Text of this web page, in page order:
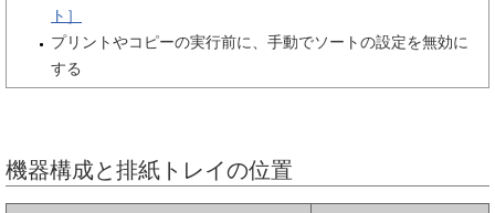
ト］
プリントやコピーの実行前に、手動でソートの設定を無効に
する
機器構成と排紙トレイの位置